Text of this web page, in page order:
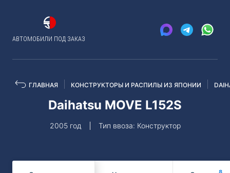
АВТОМОБИЛИ ПОД ЗАКАЗ
ГЛАВНАЯ КОНСТРУКТОРЫ И РАСПИЛЫ ИЗ ЯПОНИИ
Daihatsu MOVE L152S
2005 год Тип ввоза: Конструктор